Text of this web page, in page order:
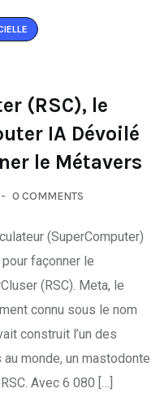
(RSC), le
IA Dévoilé
le Métavers
0 COMMENTS
(SuperComputer)
façonner le
(RSC). Meta, le
connu sous le nom
construit l’un des
monde, un mastodonte
Avec 6 080 […]